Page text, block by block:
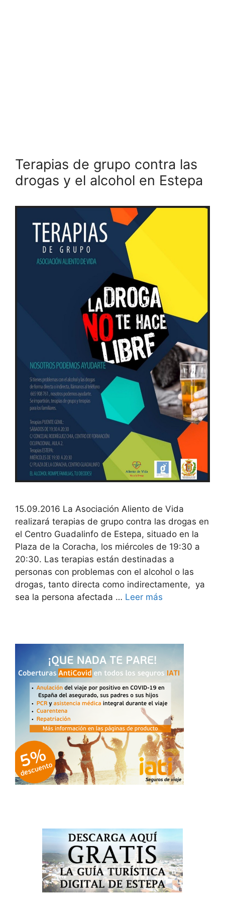
Terapias de grupo contra las
drogas y el alcohol en Estepa
15.09.2016 La Asociación Aliento de Vida
realizará terapias de grupo contra las drogas en
el Centro Guadalinfo de Estepa, situado en la
Plaza de la Coracha, los miércoles de 19:30 a
20:30. Las terapias están destinadas a
personas con problemas con el alcohol o las
drogas, tanto directa como indirectamente, ya
sea la persona afectada … Leer más